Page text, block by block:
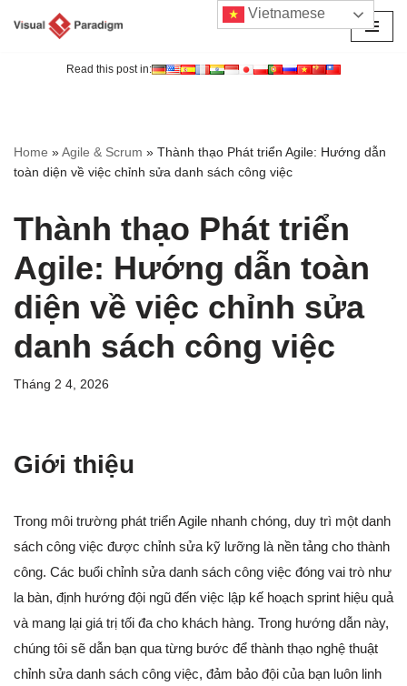
Read this post in:
Home »Agile & Scrum » Thành thạo Phát triển Agile: Hướng dẫn
toàn diện về việc chỉnh sửa danh sách công việc
Thành thạo Phát triển
Agile: Hướng dẫn toàn
diện về việc chỉnh sửa
danh sách công việc
Tháng 2 4, 2026
Giới thiệu
Trong môi trường phát triển Agile nhanh chóng, duy trì một danh
sách công việc được chỉnh sửa kỹ lưỡng là nền tảng cho thành
công. Các buổi chỉnh sửa danh sách công việc đóng vai trò như
la bàn, định hướng đội ngũ đến việc lập kế hoạch sprint hiệu quả
và mang lại giá trị tối đa cho khách hàng. Trong hướng dẫn này,
chúng tôi sẽ dẫn bạn qua từng bước để thành thạo nghệ thuật
chỉnh sửa danh sách công việc, đảm bảo đội của bạn luôn linh
Vietnamese